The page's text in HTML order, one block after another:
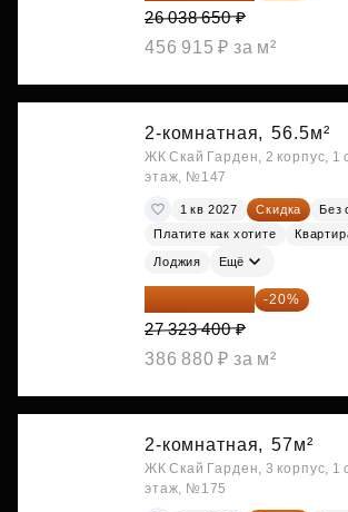
26 038 650 ₽
456 915 ₽ за м²
2-комнатная, 56.5м²
ЖК Скай Гарден, 2 корпус, 1
этаж, №147
1 кв 2027 Скидка
Без
Платите как хотите
Лоджия Ещё
21 858 720 ₽ -20%
27 323 400 ₽
386 880 ₽ за м²
2-комнатная, 57м²
ЖК Скай Гарден, 3 корпус, 1
этаж, №175